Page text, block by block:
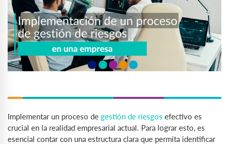
Implementar un proceso de gestión de riesgos efectivo es
crucial en la realidad empresarial actual. Para lograr esto, es
esencial contar con una estructura clara que permita identificar